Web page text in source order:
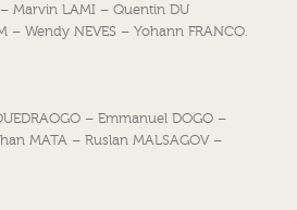
– Marvin LAMI – Quentin DU
– Wendy NEVES – Yohann FRANCO.
– Emmanuel DOGO –
MATA – Ruslan MALSAGOV –